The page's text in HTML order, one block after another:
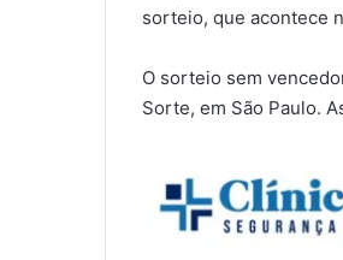
sorteio, que acontece
O sorteio sem
Sorte, em São Paulo.